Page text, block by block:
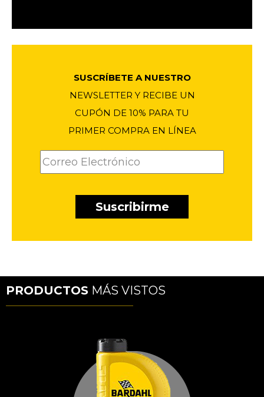
SUSCRÍBETE A NUESTRO
NEWSLETTER Y RECIBE UN
CUPÓN DE 10% PARA TU
PRIMER COMPRA EN LÍNEA
PRODUCTOS MÁS VISTOS